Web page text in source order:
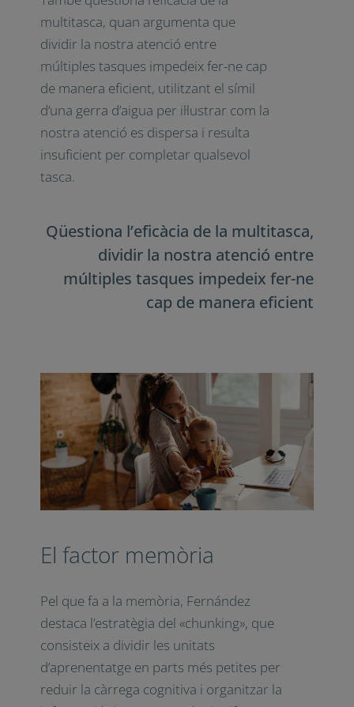
importància de l’atenció «top-down»,
el control focalitzat de la nostra
atenció, i la necessitat d’establir
rutines constants per crear hàbits.
També qüestiona l’eficàcia de la
multitasca, quan argumenta que
dividir la nostra atenció entre
múltiples tasques impedeix fer-ne
com la nostra atenció es dispersa i
resulta insuficient per completar
qualsevol tasca.
entre múltiples tasques impedeix
fer-ne cap de manera eficient
El factor memòria